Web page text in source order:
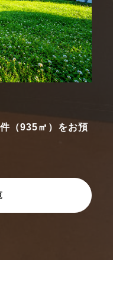
（935㎡）をお預